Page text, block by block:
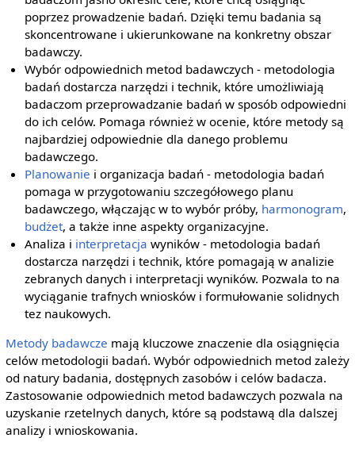
poprzez prowadzenie badań. Dzięki temu badania są
skoncentrowane i ukierunkowane na konkretny obszar
badawczy.
Wybór odpowiednich metod badawczych - metodologia
badań dostarcza narzędzi i technik, które umożliwiają
badaczom przeprowadzanie badań w sposób odpowiedni
do ich celów. Pomaga również w ocenie, które metody są
najbardziej odpowiednie dla danego problemu
badawczego.
Planowanie i organizacja badań - metodologia badań
pomaga w przygotowaniu szczegółowego planu
badawczego, włączając w to wybór próby, harmonogram,
budżet, a także inne aspekty organizacyjne.
Analiza i interpretacja wyników - metodologia badań
dostarcza narzędzi i technik, które pomagają w analizie
zebranych danych i interpretacji wyników. Pozwala to na
wyciąganie trafnych wniosków i formułowanie solidnych
tez naukowych.
Metody badawcze mają kluczowe znaczenie dla osiągnięcia
celów metodologii badań. Wybór odpowiednich metod zależy
od natury badania, dostępnych zasobów i celów badacza.
Zastosowanie odpowiednich metod badawczych pozwala na
uzyskanie rzetelnych danych, które są podstawą dla dalszej
analizy i wnioskowania.